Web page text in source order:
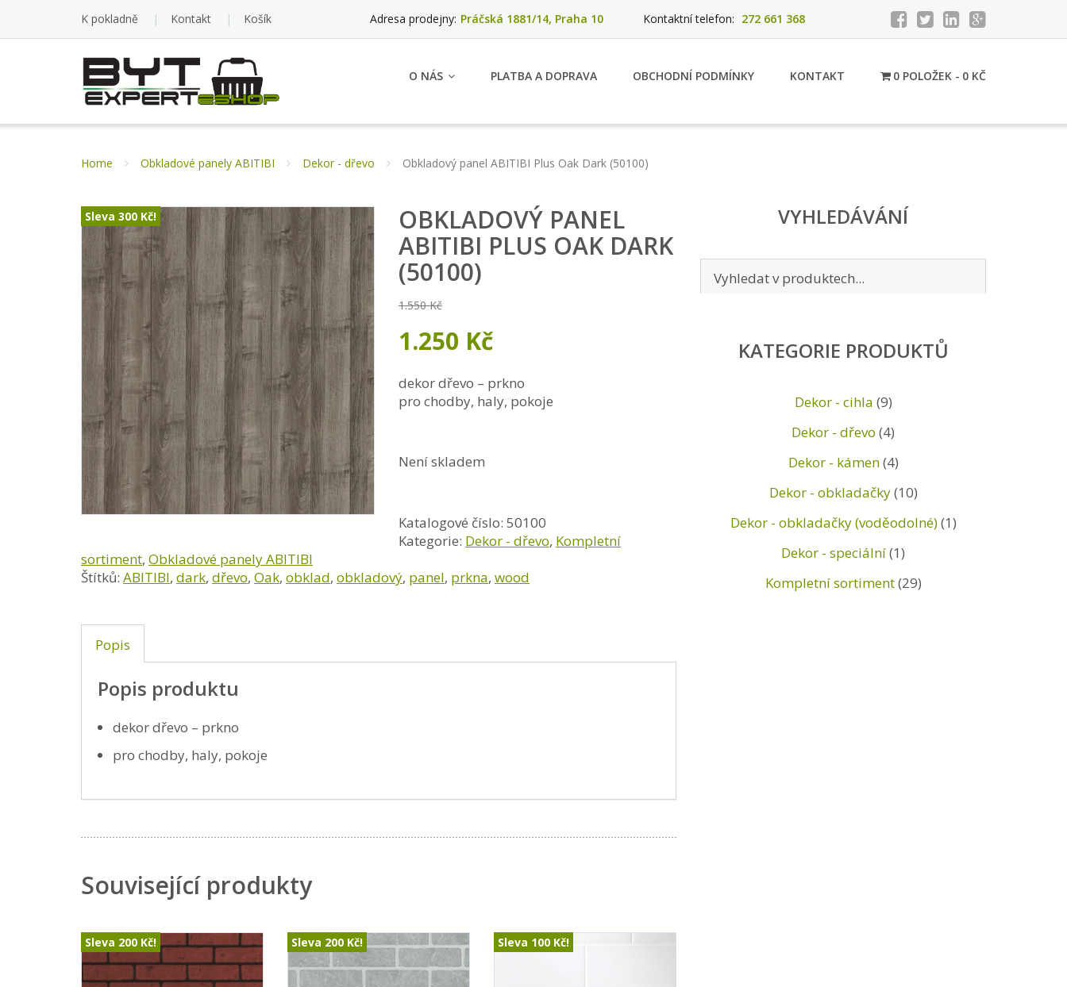
K pokladně Kontakt Košík Adresa prodejny: Práčská 1881/14, Praha 10 Kontaktní telefon: 272 661 368
O NÁS PLATBA A DOPRAVA OBCHODNÍ PODMÍNKY KONTAKT 0 POLOŽEK 0 KČ
Home Obkladové panely ABITIBI Dekor - dřevo Obkladový panel ABITIBI Plus Oak Dark (50100)
Sleva 300 Kč!
OBKLADOVÝ PANEL
ABITIBI PLUS OAK DARK
(50100)
1.550 Kč
1.250 Kč
dekor dřevo – prkno
pro chodby, haly, pokoje
Není skladem
Katalogové číslo: 50100
Kategorie: Dekor - dřevo, Kompletní
sortiment, Obkladové panely ABITIBI
Štítků: ABITIBI, dark, dřevo, Oak, obklad, obkladový, panel, prkna, wood
Popis
Popis produktu
dekor dřevo – prkno
pro chodby, haly, pokoje
Související produkty
Sleva 200 Kč! Sleva 200 Kč! Sleva 100 Kč!
VYHLEDÁVÁNÍ
KATEGORIE PRODUKTŮ
Dekor - cihla (9)
Dekor - dřevo (4)
Dekor - kámen(4)
Dekor - obkladačky(10)
Dekor - obkladačky (voděodolné)(1)
Dekor - speciální(1)
Kompletní sortiment(29)